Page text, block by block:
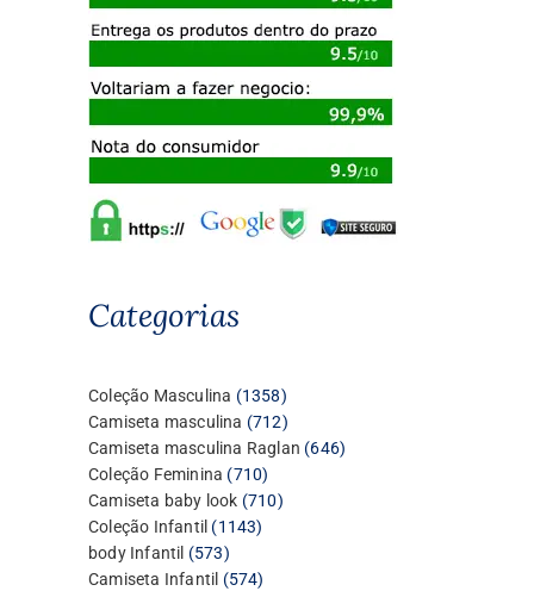
Categorias
Coleção Masculina 13581358
produtos
Camiseta masculina 712712
produtos
Camiseta masculina Raglan 646646
Coleção Feminina 710710
produtos
Camiseta baby look 710710
Coleção Infantil 11431143
body Infantil 573573
produtos
Camiseta Infantil 574574